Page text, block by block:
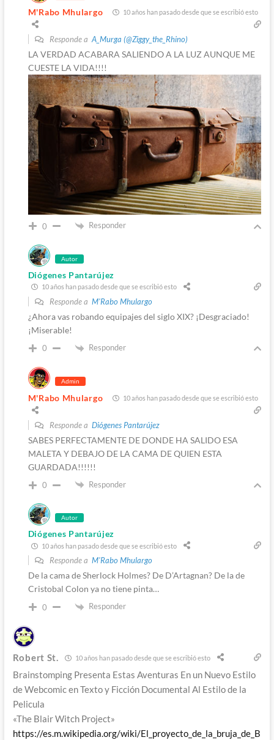
M'Rabo Mhulargo 10 años han pasado desde que se escribió esto
Responde aA_Murga (@Ziggy_the_Rhino)
LA VERDAD ACABARA SALIENDO A LA LUZ AUNQUE ME
CUESTE LA VIDA!!!!
0 Responder
Autor
Diógenes Pantarújez
10 años han pasado desde que se escribió esto
Responde a M'Rabo Mhulargo
¿Ahora vas robando equipajes del siglo XIX? ¡Desgraciado!
¡Miserable!
0 Responder
Admin
M'Rabo Mhulargo 10 años han pasado desde que se escribió esto
Responde a Diógenes Pantarújez
SABES PERFECTAMENTE DE DONDE HA SALIDO ESA
MALETA Y DEBAJO DE LA CAMA DE QUIEN ESTA
GUARDADA!!!!!!
0 Responder
Autor
Diógenes Pantarújez
10 años han pasado desde que se escribió esto
Responde a M'Rabo Mhulargo
De la cama de Sherlock Holmes? De D’Artagnan? De la de
Cristobal Colon ya no tiene pinta…
0 Responder
Robert St. 10 años han pasado desde que se escribió esto
Brainstomping Presenta Estas Aventuras En un Nuevo Estilo
de Webcomic en Texto y Ficción Documental Al Estilo de la
Pelicula
«The Blair Witch Project»
https://es.m.wikipedia.org/wiki/El_proyecto_de_la_bruja_de_B